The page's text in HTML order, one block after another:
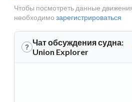
Чтобы посмотреть данные
необходимо зарегистрироваться
? Чат обсуждения судна:
Union Explorer